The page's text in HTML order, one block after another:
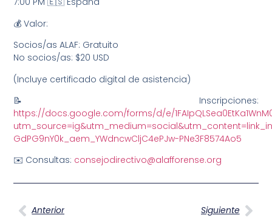
💰 Valor:
Socios/as ALAF: Gratuito
No socios/as: $20 USD
(Incluye certificado digital de asistencia)
📝 Inscripciones:
https://docs.google.com/forms/d/e/
GdPG9nY0k_aem_YWdncwCljC4ePJw-PNe3F8574Ao5
✉️ Consultas: consejodirectivo@alafforense.org
Anterior Siguiente